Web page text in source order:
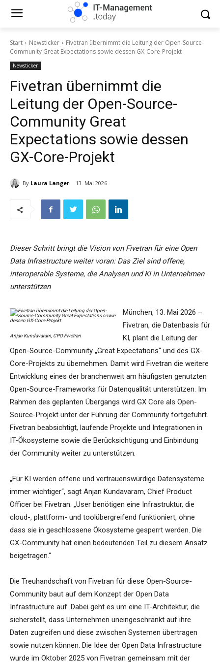
Start Newsticker
Fivetran übernimmt die Leitung der Open-Source-
Community Great Expectations sowie dessen GX-Core-Projekt
Newsticker
Fivetran übernimmt die
Leitung der Open-Source-
Community Great
Expectations sowie dessen
GX-Core-Projekt
By Laura Langer 13. Mai 2026
Dieser Schritt bringt die Vision von Fivetran für eine Open
Data Infrastructure weiter voran: Das Ziel sind offene,
interoperable Systeme, die Analysen und KI in Unternehmen
unterstützen
Anjan Kundavaram, CPO Fivetran
München, 13. Mai 2026 –
Fivetran, die Datenbasis für
KI, plant die Leitung der
Open-Source-Community „Great Expectations“ und des GX-
Core-Projekts zu übernehmen. Damit wird Fivetran die weitere
Entwicklung eines der branchenweit am häufigsten genutzten
Open-Source-Frameworks für Datenqualität unterstützen. Im
Rahmen des geplanten Übergangs wird GX Core als Open-
Source-Projekt unter der Führung der Community fortgeführt.
Fivetran beabsichtigt, laufende Projekte und Integrationen in
IT-Ökosysteme sowie die Berücksichtigung und Einbindung
der Community weiter zu unterstützen.
„Für KI werden offene und vertrauenswürdige Datensysteme
immer wichtiger“, sagt Anjan Kundavaram, Chief Product
Officer bei Fivetran. „User benötigen eine Infrastruktur, die
cloud-, plattform- und toolübergreifend funktioniert, ohne
dass sie in geschlossene Ökosysteme gesperrt werden. Die
GX-Community hat einen bedeutenden Teil zu diesem Ansatz
beigetragen.“
Die Treuhandschaft von Fivetran für diese Open-Source-
Community baut auf dem Konzept der Open Data
Infrastructure auf. Dabei geht es um eine IT-Architektur, die
sicherstellt, dass Unternehmen uneingeschränkt auf ihre
Daten zugreifen und diese zwischen Systemen übertragen
sowie nutzen können. Die Idee der Open Data Infrastructure
wurde im Oktober 2025 von Fivetran gemeinsam mit der